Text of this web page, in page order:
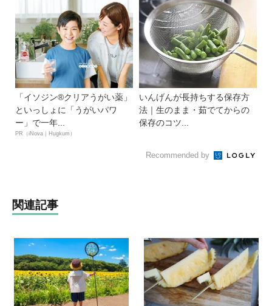
「イソジン®クリアうがい薬」
といっしょに「うがいパワ
ー」で一年...
PR（iNova｜Hugkum）
いんげんが長持ちする保存方
法｜生のまま・茹でてからの
保存のコツ...
Recommended by
関連記事